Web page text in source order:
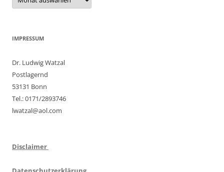
IMPRESSUM
Dr. Ludwig Watzal
Postlagernd
53131 Bonn
Tel.: 0171/2893746
lwatzal@aol.com
Disclaimer